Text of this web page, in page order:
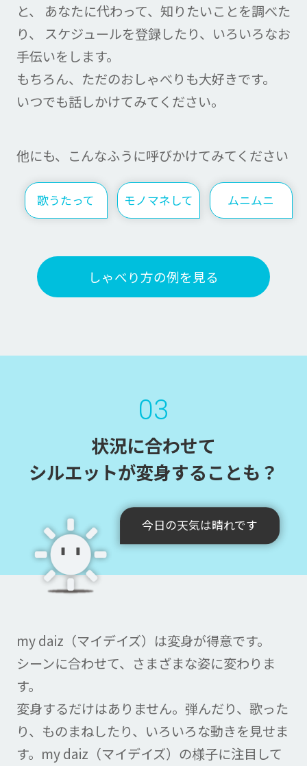
と、
あなたに代わって、知りたいことを調べた
り、 スケジュールを登録したり、いろいろなお
手伝いをします。
もちろん、ただのおしゃべりも大好きです。
いつでも話しかけてみてください。
他にも、こんなふうに呼びかけてみてください
歌うたって モノマネして ムニムニ
しゃべり方の例を見る
03
状況に合わせて
シルエットが変身することも？
今日の天気は晴れです
my daiz（マイデイズ）は変身が得意です。
シーンに合わせて、さまざまな姿に変わりま
す。
変身するだけはありません。 弾んだり、歌った
り、ものまねしたり、いろいろな動きを見せま
す。 my daiz（マイデイズ）の様子に注目して